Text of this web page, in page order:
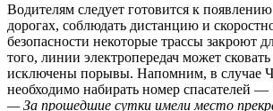
Водителям следует готовится к
дорогах, соблюдать дистанцию и
безопасности некоторые трассы закроют
того, линии электропередач может
исключены порывы. Напомним, в случае
необходимо набирать номер спасателей —
— За прошедшие сутки имели место